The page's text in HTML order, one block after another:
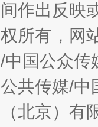
作出反映
所有，网
中国公众
共传媒/中
北京）有